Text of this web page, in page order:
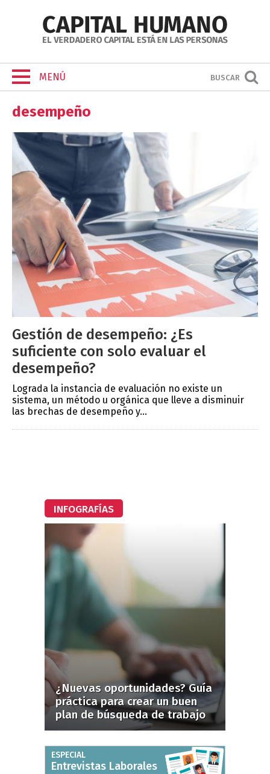
MENÚ BUSCAR
desempeño
Gestión de desempeño: ¿Es
suficiente con solo evaluar el
desempeño?
Lograda la instancia de evaluación no existe un
sistema, un método u orgánica que lleve a disminuir
las brechas de desempeño y...
INFOGRAFÍAS
¿Nuevas oportunidades? Guía
práctica para crear un buen
plan de búsqueda de trabajo
ESPECIAL
Entrevistas Laborales